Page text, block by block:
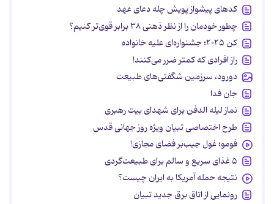
کدهای پیشواز پویش چله دعای عهد
چطور خودمان را از نظر ذهنی ۳۸ برابر قوی‌تر کنیم؟
کن ۲۰۲۵؛ جشنواره‌ای علیه خانواده
راز افرادی که کمتر ضرر می‌کنند!
دورود، سرزمین شگفتی‌های طبیعت
جان فدا
نماز لیله الدفن برای شهدای بیت رهبری
طرح اختصاصی تبیان ویژه روز جهانی قدس
فومو؛ غول جیب‌بر فضای مجازی!
۵ غذای سریع و سالم برای طبیعت‌گردی
نتیجه حمله آمریکا به ایران چیست؟
رونمایی از اتاق برق جدید تبیان